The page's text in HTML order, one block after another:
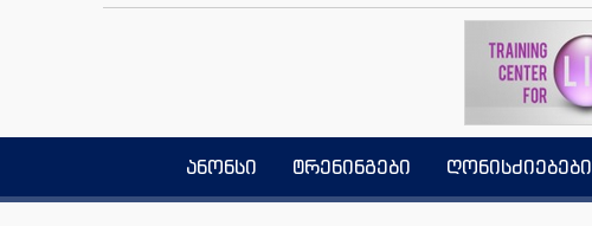
ანონსი ტრენინგები ღონისძიებები